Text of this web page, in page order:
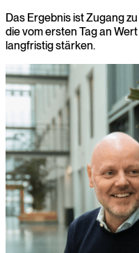
Das Ergebnis ist Zugang
die vom ersten Tag an
langfristig stärken.